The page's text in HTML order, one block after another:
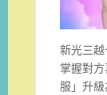
新光三
掌握對
服」升